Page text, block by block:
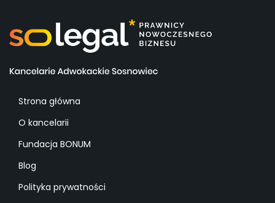
Strona główna
O kancelarii
Fundacja BONUM
Blog
Polityka prywatności